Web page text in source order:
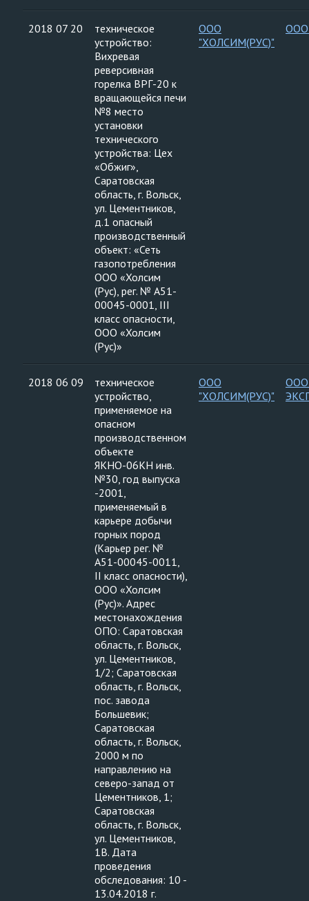
2018 07 20
техническое
устройство:
Вихревая
реверсивная
горелка ВРГ-20 к
вращающейся печи
№8 место
установки
технического
устройства: Цех
«Обжиг»,
Саратовская
область, г. Вольск,
ул. Цементников,
д.1 опасный
производственный
объект: «Сеть
газопотребления
ООО «Холсим
(Рус), рег. № A51-
00045-0001, III
класс опасности,
ООО «Холсим
(Рус)»
ООО
"ХОЛСИМ(РУС)"
ООО
2018 06 09
техническое
устройство,
применяемое на
опасном
производственном
объекте
ЯКНО-06КН инв.
№30, год выпуска
-2001,
применяемый в
карьере добычи
горных пород
(Карьер рег. №
А51-00045-0011,
II класс опасности),
ООО «Холсим
(Рус)». Адрес
местонахождения
ОПО: Саратовская
область, г. Вольск,
ул. Цементников,
1/2; Саратовская
область, г. Вольск,
пос. завода
Большевик;
Саратовская
область, г. Вольск,
2000 м по
направлению на
северо-запад от
Цементников, 1;
Саратовская
область, г. Вольск,
ул. Цементников,
1В. Дата
проведения
обследования: 10 -
13.04.2018 г.
ООО
"ХОЛСИМ(РУС)"
ООО